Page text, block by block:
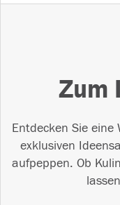
Zum
Entdecken Sie
exklusiven
aufpeppen. Ob